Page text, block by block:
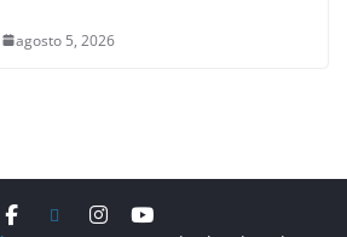
agosto 5, 2026